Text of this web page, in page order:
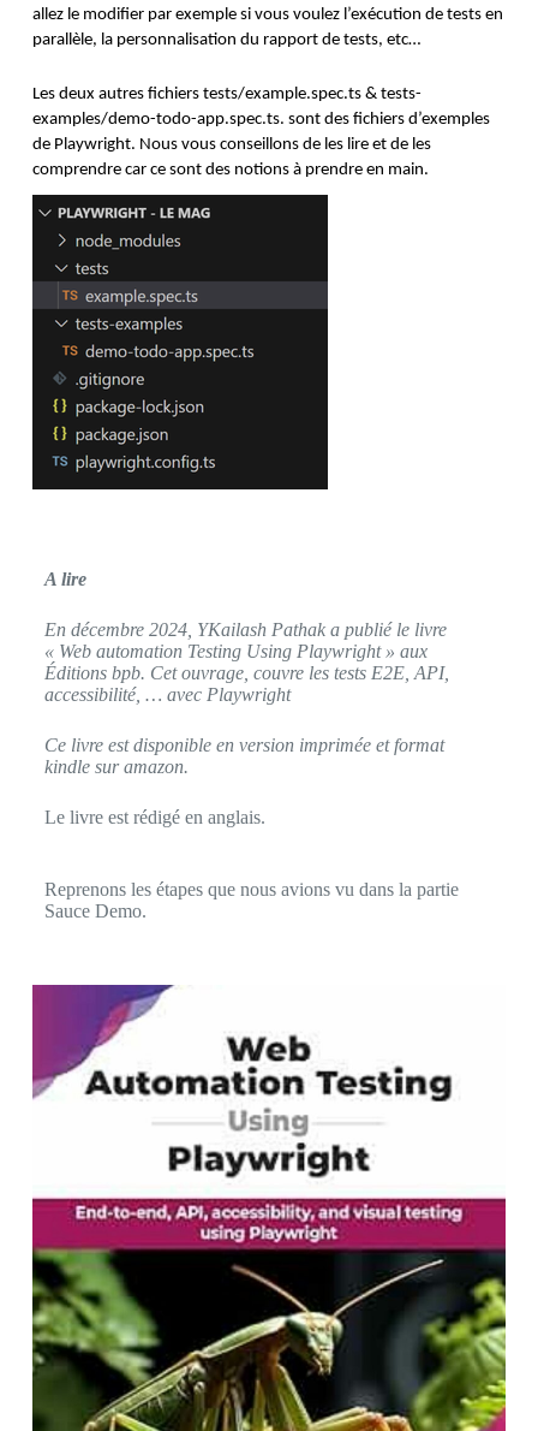
allez le modifier par exemple si vous voulez l’exécution de tests en
parallèle, la personnalisation du rapport de tests, etc…
Les deux autres fichiers tests/example.spec.ts & tests-
examples/demo-todo-app.spec.ts. sont des fichiers d’exemples
de Playwright. Nous vous conseillons de les lire et de les
comprendre car ce sont des notions à prendre en main.
A lire
En décembre 2024, YKailash Pathak a publié le livre
« Web automation Testing Using Playwright » aux
Éditions bpb. Cet ouvrage, couvre les tests E2E, API,
accessibilité, … avec Playwright
Ce livre est disponible en version imprimée et format
kindle sur amazon.
Le livre est rédigé en anglais.
Reprenons les étapes que nous avions vu dans la partie
Sauce Demo.